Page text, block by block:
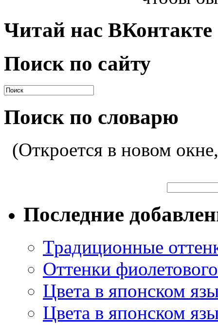
Читай нас ВКонтакте
Поиск по сайту
Поиск по словарю
(Откроется в новом
Последние
Традиционные
Оттенки
Цвета в японском
Цвета в японском